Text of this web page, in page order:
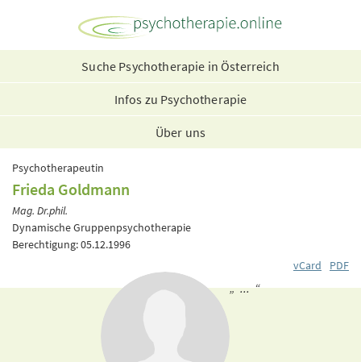
Suche Psychotherapie in Österreich
Infos zu Psychotherapie
Über uns
Psychotherapeutin
Frieda Goldmann
Mag. Dr.phil.
Dynamische Gruppenpsychotherapie
Berechtigung: 05.12.1996
vCard
PDF
„ ... “